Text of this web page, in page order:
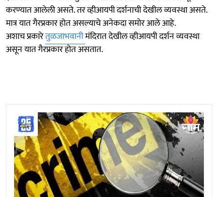
करण्यात आलेली असते. तर व्हीआयपी दर्शनाची देखील व्यवस्था असते.
मात्र यात गैरप्रकार होत असल्याचे अनेकदा समोर आले आहे.
अशाच प्रकारेतुळजाभवानीमंदिरात देखील व्हीआयपी दर्शन व्यवस्था
असून यात गैरप्रकार होत असतात.